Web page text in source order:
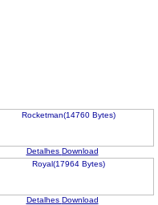
Detalhes Download
Detalhes Download